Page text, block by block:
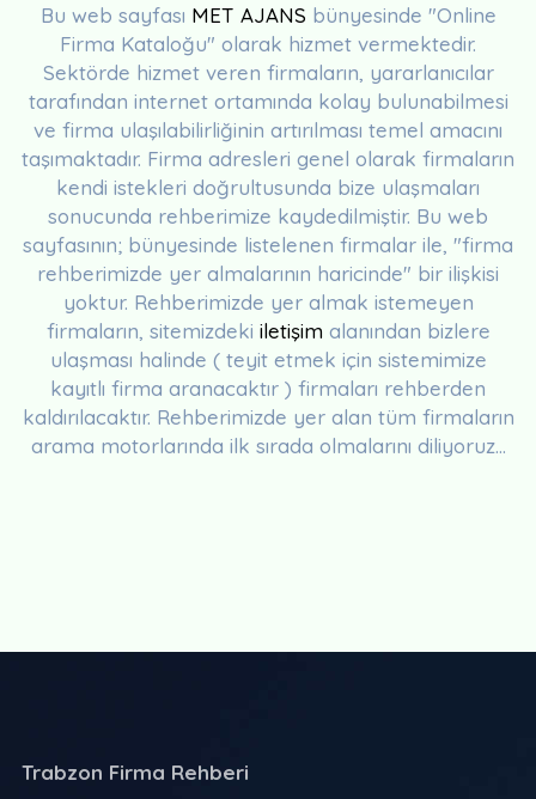
Bu web sayfası MET AJANS bünyesinde "Online
Firma Kataloğu" olarak hizmet vermektedir.
Sektörde hizmet veren firmaların, yararlanıcılar
tarafından internet ortamında kolay bulunabilmesi
ve firma ulaşılabilirliğinin artırılması temel amacını
taşımaktadır. Firma adresleri genel olarak firmaların
kendi istekleri doğrultusunda bize ulaşmaları
sonucunda rehberimize kaydedilmiştir. Bu web
sayfasının; bünyesinde listelenen firmalar ile, "firma
rehberimizde yer almalarının haricinde" bir ilişkisi
yoktur. Rehberimizde yer almak istemeyen
firmaların, sitemizdeki iletişim alanından bizlere
ulaşması halinde ( teyit etmek için sistemimize
kayıtlı firma aranacaktır ) firmaları rehberden
kaldırılacaktır. Rehberimizde yer alan tüm firmaların
arama motorlarında ilk sırada olmalarını diliyoruz...
Trabzon Firma Rehberi